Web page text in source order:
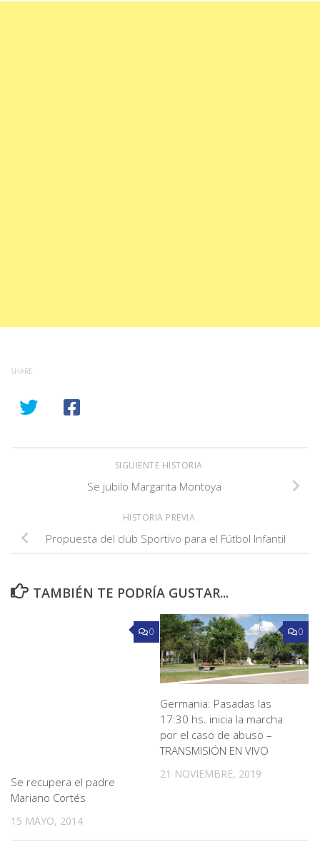
SHARE
SIGUIENTE HISTORIA
Se jubilo Margarita Montoya
HISTORIA PREVIA
Propuesta del club Sportivo para el Fútbol Infantil
TAMBIÉN TE PODRÍA GUSTAR...
0
Se recupera el padre
Mariano Cortés
15 MAYO, 2014
0
Germania: Pasadas las
17:30 hs. inicia la marcha
por el caso de abuso –
TRANSMISIÓN EN VIVO
21 NOVIEMBRE, 2019